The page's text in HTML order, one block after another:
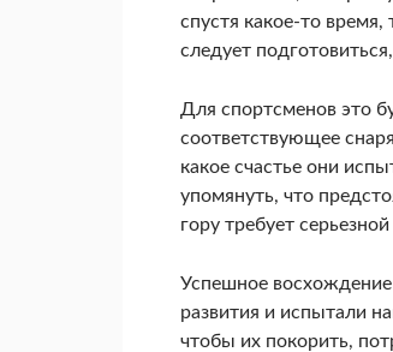
спустя какое-то
следует
Для спортсменов это
соответствующее
какое счастье они
упомянуть, что
гору требует
Успешное восхождение
развития и испытали
чтобы их покорить,